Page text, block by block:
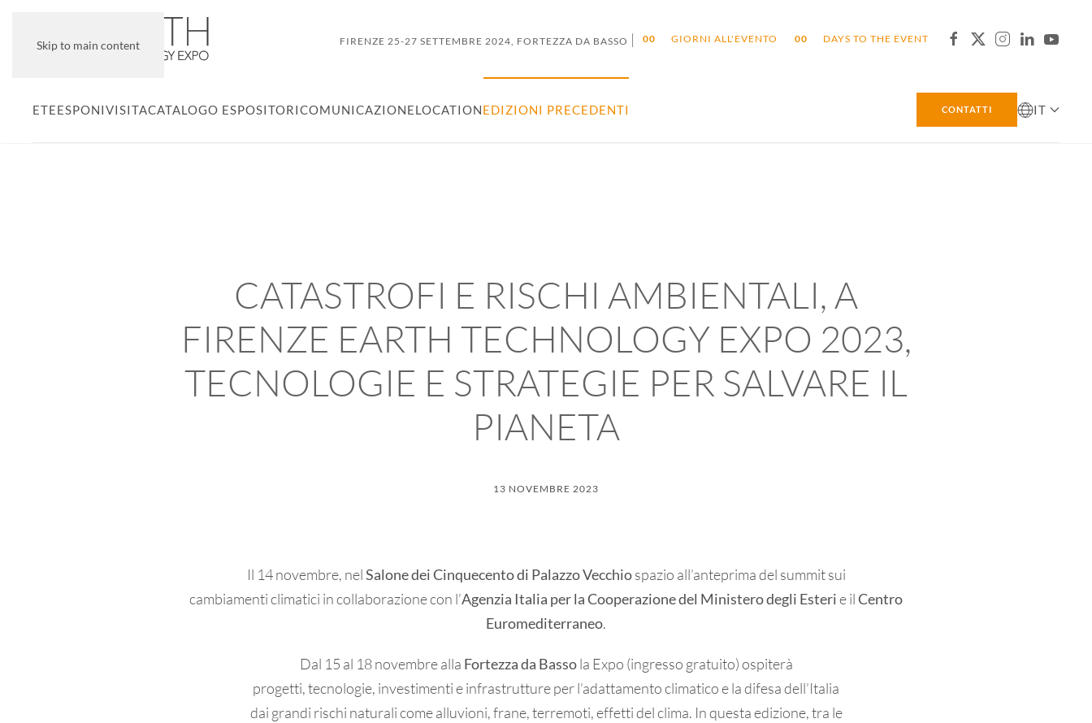
Skip to main content FIRENZE 25-27 SETTEMBRE 2024, FORTEZZA DA BASSO | 00 GIORNI ALL'EVENTO 00 DAYS TO THE EVENT
ETEESPONIVISITACATALOGO ESPOSITORICOMUNICAZIONELOCATIONEDIZIONI PRECEDENTI CONTATTI IT
CATASTROFI E RISCHI AMBIENTALI, A
FIRENZE EARTH TECHNOLOGY EXPO 2023,
TECNOLOGIE E STRATEGIE PER SALVARE IL
PIANETA
13 NOVEMBRE 2023
Il 14 novembre, nelSalone dei Cinquecento di Palazzo Vecchiospazio all’anteprima del summit sui
cambiamenti climatici in collaborazione con l’Agenzia Italia per la Cooperazione del Ministero degli Esterie ilCentro
Euromediterraneo.
Dal 15 al 18 novembre alla Fortezza da Bassola Expo (ingresso gratuito) ospiterà
progetti, tecnologie, investimenti e infrastrutture per l’adattamento climatico e la difesa dell’Italia
dai grandi rischi naturali come alluvioni, frane, terremoti, effetti del clima. In questa edizione, tra le